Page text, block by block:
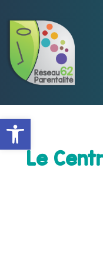
Ouvrir la barre d’outils
Le